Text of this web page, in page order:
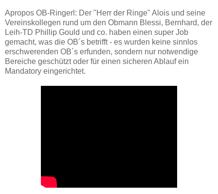
Apropos OB-Ringerl: Der "Herr der Ringe" Alois und seine
Vereinskollegen rund um den Obmann Blessi, Bernhard, der
Leih-TD Phillip Gould und co. haben einen super Job
gemacht, was die OB´s betrifft - es wurden keine sinnlos
erschwerenden OB´s erfunden, sondern nur notwendige
Bereiche geschützt oder für einen sicheren Ablauf ein
Mandatory eingerichtet.